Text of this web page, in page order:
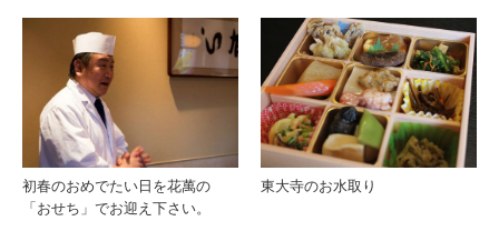
初春のおめでたい日を花萬の
「おせち」でお迎え下さい。
東大寺のお水取り